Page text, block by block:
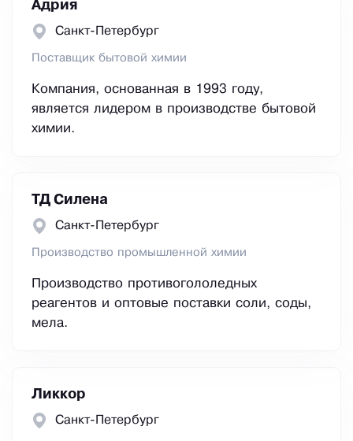
Адрия
Санкт-Петербург
Поставщик бытовой химии
Компания, основанная в 1993 году,
является лидером в производстве бытовой
химии.
ТД Силена
Санкт-Петербург
Производство промышленной химии
Производство противогололедных
реагентов и оптовые поставки соли, соды,
мела.
Ликкор
Санкт-Петербург